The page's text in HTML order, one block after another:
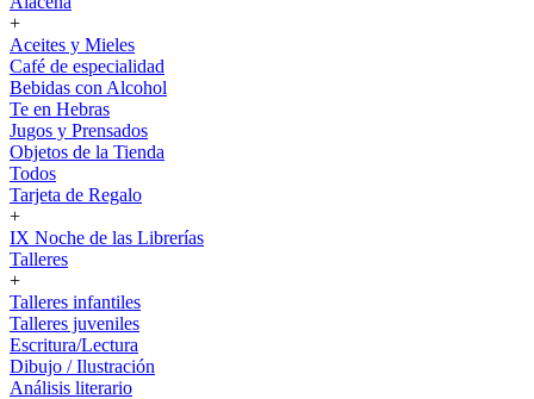
+
Aceites y Mieles
Café de especialidad
Bebidas con Alcohol
Te en Hebras
Jugos y Prensados
Objetos de la Tienda
Todos
Tarjeta de Regalo
+
IX Noche de las Librerías
Talleres
+
Talleres infantiles
Talleres juveniles
Escritura/Lectura
Dibujo / Ilustración
Análisis literario